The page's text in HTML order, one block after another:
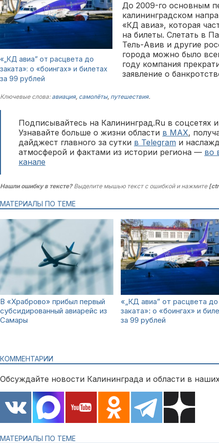
«„КД авиа” от расцвета до
заката»: о «боингах» и билетах
за 99 рублей
До 2009-го основным
калининградском
«КД авиа», которая
на билеты. Слетать в
Тель-Авив и другие
города можно было
году компания
заявление о
Ключевые слова: авиация, самолёты, путешествия.
Подписывайтесь на Калининград.Ru в соцсетях
Узнавайте больше о жизни области в MAX,
дайджест главного за сутки в Telegram и
атмосферой и фактами из истории региона — во
канале
Нашли ошибку в тексте?Выделите мышью текст с ошибкой и нажмите
МАТЕРИАЛЫ ПО ТЕМЕ
В «Храброво» прибыл первый
субсидированный авиарейс из
Самары
«„КД авиа” от расцвета до
заката»: о «боингах» и
за 99 рублей
КОММЕНТАРИИ
Обсуждайте новости Калининграда и области в
МАТЕРИАЛЫ ПО ТЕМЕ